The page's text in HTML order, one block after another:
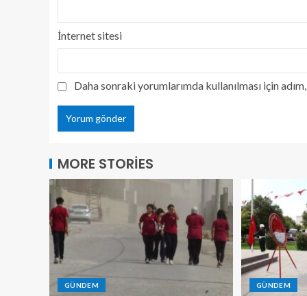
İnternet sitesi
Daha sonraki yorumlarımda kullanılması için
MORE STORIES
GÜNDEM GÜNDEM